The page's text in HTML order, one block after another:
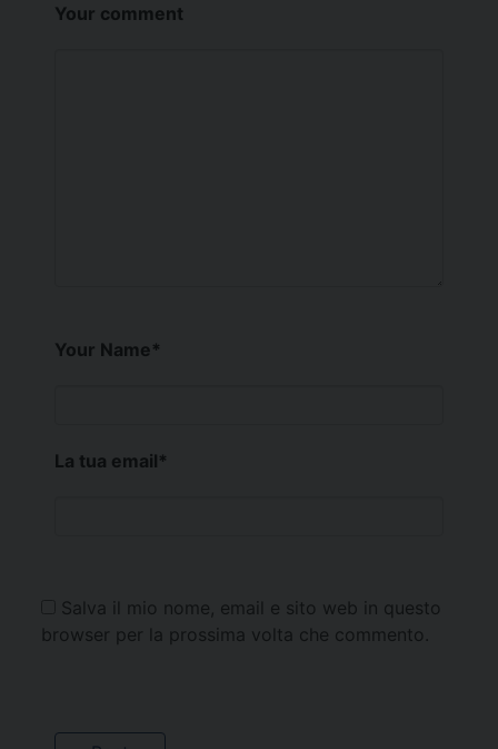
Your comment
Your Name*
La tua email*
Salva il mio nome, email e sito web in questo
browser per la prossima volta che commento.